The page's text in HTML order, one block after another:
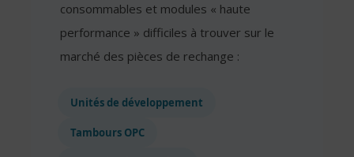
consommables et modules « haute
performance » difficiles à trouver sur le
marché des pièces de rechange :
Unités de développement
Tambours OPC